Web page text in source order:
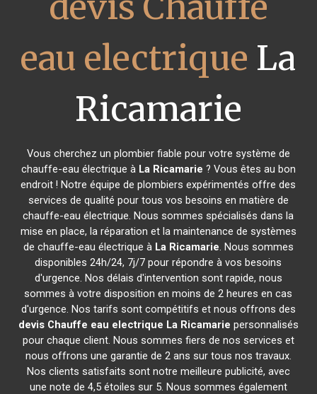
eau electrique La
Ricamarie
Vous cherchez un plombier fiable pour votre système de
chauffe-eau électrique à La Ricamarie ? Vous êtes au bon
endroit ! Notre équipe de plombiers expérimentés offre des
services de qualité pour tous vos besoins en matière de
chauffe-eau électrique. Nous sommes spécialisés dans la
mise en place, la réparation et la maintenance de systèmes
de chauffe-eau électrique à La Ricamarie. Nous sommes
disponibles 24h/24, 7j/7 pour répondre à vos besoins
d'urgence. Nos délais d'intervention sont rapide, nous
sommes à votre disposition en moins de 2 heures en cas
d'urgence. Nos tarifs sont compétitifs et nous offrons des
devis Chauffe eau electrique La Ricamarie personnalisés
pour chaque client. Nous sommes fiers de nos services et
nous offrons une garantie de 2 ans sur tous nos travaux.
Nos clients satisfaits sont notre meilleure publicité, avec
une note de 4,5 étoiles sur 5. Nous sommes également